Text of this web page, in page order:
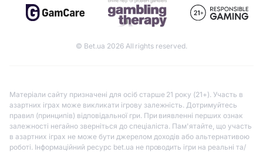
© Bet.ua 2026 All rights reserved.
Матеріали сайту призначені для осіб старше 21 року (21+). Участь в
азартних іграх може викликати ігрову залежність. Дотримуйтесь
правил (принципів) відповідальної гри. При виявленні перших ознак
залежності негайно зверніться до спеціаліста. Пам'ятайте, що участь
в азартних іграх не може бути джерелом доходів або альтернативою
роботі. Інформаційний ресурс bet.ua не проводить ігри на реальні та/